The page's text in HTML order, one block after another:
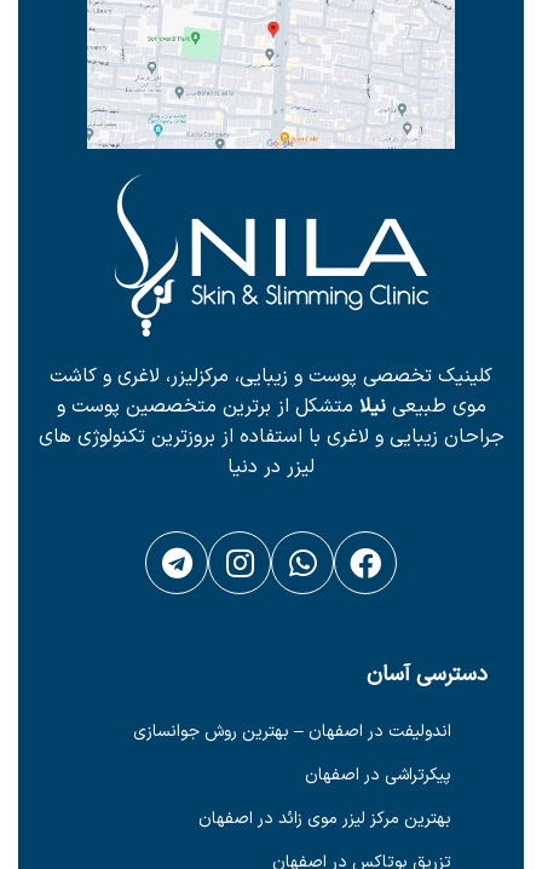
کلینیک تخصصی پوست و زیبایی، مرکزلیزر، لاغری و کاشت
موی طبیعینیلا متشکل از برترین متخصصین پوست و
جراحان زیبایی و لاغری با استفاده از بروزترین تکنولوژی های
لیزر در دنیا
دسترسی آسان
اندولیفت در اصفهان – بهترین روش جوانسازی
پیکرتراشی در اصفهان
بهترین مرکز لیزر موی زائد در اصفهان
تزریق بوتاکس در اصفهان